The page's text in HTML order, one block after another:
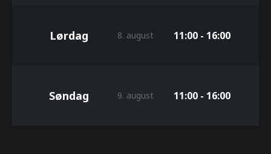
Lørdag 8. august 11:00 - 16:00
Søndag 9. august 11:00 - 16:00